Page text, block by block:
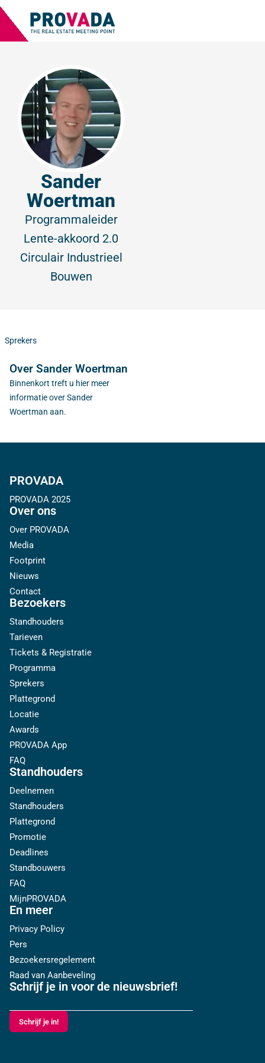
Sander
Woertman
Programmaleider
Lente-akkoord 2.0
Circulair Industrieel
Bouwen
Sprekers
Over Sander Woertman
Binnenkort treft u hier meer
informatie over Sander
Woertman aan.
PROVADA
PROVADA 2025
Over ons
Over PROVADA
Media
Footprint
Nieuws
Contact
Bezoekers
Standhouders
Tarieven
Tickets & Registratie
Programma
Sprekers
Plattegrond
Locatie
Awards
PROVADA App
FAQ
Standhouders
Deelnemen
Standhouders
Plattegrond
Promotie
Deadlines
Standbouwers
FAQ
MijnPROVADA
En meer
Privacy Policy
Pers
Bezoekersregelement
Raad van Aanbeveling
Schrijf je in voor de nieuwsbrief!
Schrijf je in!